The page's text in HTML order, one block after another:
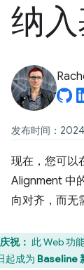
纳
发布时间：
现在，您可以
Alignment 中
向对齐，而无
庆祝： 此 Web 功
起成为 Baseline